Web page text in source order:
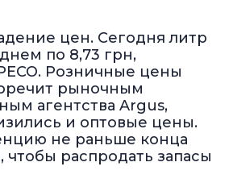
цен. Сегодня литр
по 8,73 грн,
Розничные цены
рыночным
агентства Argus,
и оптовые цены.
не раньше конца
распродать запасы